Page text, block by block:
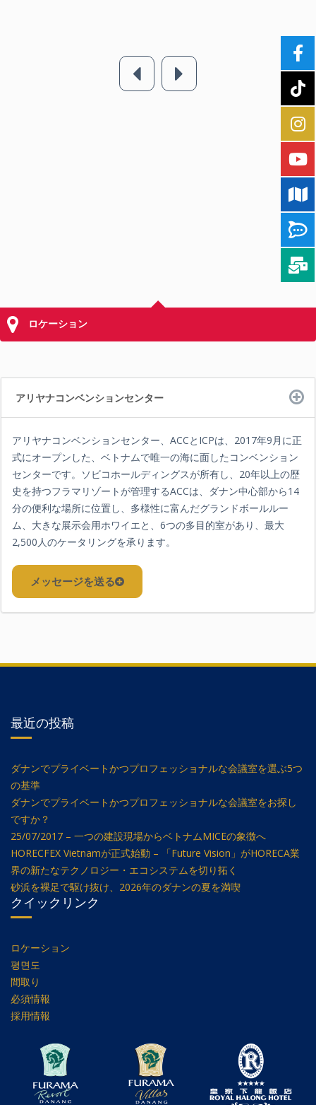
ロケーション
アリヤナコンベンションセンター
アリヤナコンベンションセンター、ACCとICPは、2017年9月に正
式にオープンした、ベトナムで唯一の海に面したコンベンション
センターです。ソビコホールディングスが所有し、20年以上の歴
史を持つフラマリゾートが管理するACCは、ダナン中心部から14
分の便利な場所に位置し、多様性に富んだグランドボールルー
ム、大きな展示会用ホワイエと、6つの多目的室があり、最大
2,500人のケータリングを承ります。
メッセージを送る
最近の投稿
ダナンでプライベートかつプロフェッショナルな会議室を選ぶ5つ
の基準
ダナンでプライベートかつプロフェッショナルな会議室をお探し
ですか？
25/07/2017 – 一つの建設現場からベトナムMICEの象徴へ
HORECFEX Vietnamが正式始動 – 「Future Vision」がHORECA業
界の新たなテクノロジー・エコシステムを切り拓く
砂浜を裸足で駆け抜け、2026年のダナンの夏を満喫
クイックリンク
ロケーション
평면도
間取り
必須情報
採用情報